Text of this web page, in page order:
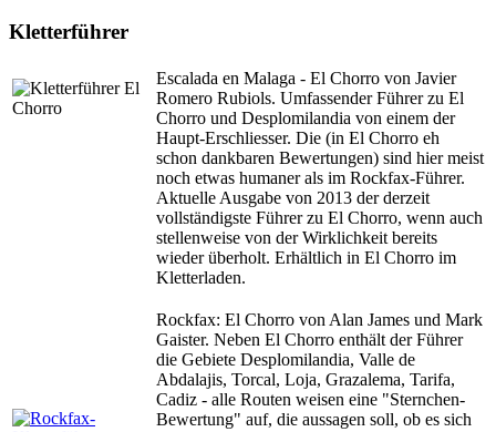
Kletterführer
Escalada en Malaga - El Chorro von Javier
Romero Rubiols. Umfassender Führer zu El
Chorro und Desplomilandia von einem der
Haupt-Erschliesser. Die (in El Chorro eh
schon dankbaren Bewertungen) sind hier meist
noch etwas humaner als im Rockfax-Führer.
Aktuelle Ausgabe von 2013 der derzeit
vollständigste Führer zu El Chorro, wenn auch
stellenweise von der Wirklichkeit bereits
wieder überholt. Erhältlich in El Chorro im
Kletterladen.
Rockfax: El Chorro von Alan James und Mark
Gaister. Neben El Chorro enthält der Führer
die Gebiete Desplomilandia, Valle de
Abdalajis, Torcal, Loja, Grazalema, Tarifa,
Cadiz - alle Routen weisen eine "Sternchen-
Bewertung" auf, die aussagen soll, ob es sich